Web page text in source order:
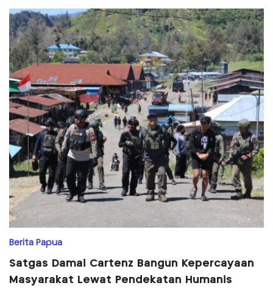
Berita Papua
Satgas Damai Cartenz Bangun Kepercayaan
Masyarakat Lewat Pendekatan Humanis